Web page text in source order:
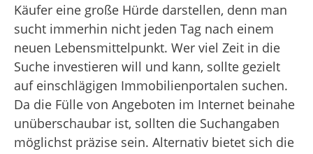
Käufer eine große Hürde darstellen, denn man
sucht immerhin nicht jeden Tag nach einem
neuen Lebensmittelpunkt. Wer viel Zeit in die
Suche investieren will und kann, sollte gezielt
auf einschlägigen Immobilienportalen suchen.
Da die Fülle von Angeboten im Internet beinahe
unüberschaubar ist, sollten die Suchangaben
möglichst präzise sein. Alternativ bietet sich die